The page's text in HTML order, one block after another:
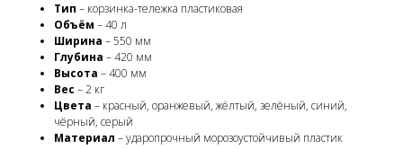
Тип – корзинка-тележка пластиковая
Объём – 40 л
Ширина – 550 мм
Глубина – 420 мм
Высота – 400 мм
Вес – 2 кг
Цвета – красный, оранжевый, жёлтый, зелёный, синий,
чёрный, серый
Материал – ударопрочный морозоустойчивый пластик